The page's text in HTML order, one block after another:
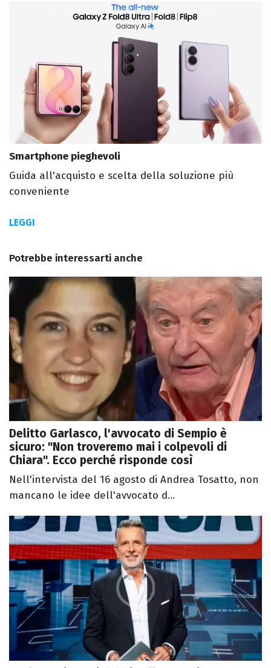
Smartphone pieghevoli
Guida all'acquisto e scelta della soluzione più
conveniente
LEGGI
Potrebbe interessarti anche
Delitto Garlasco, l'avvocato di Sempio è
sicuro: "Non troveremo mai i colpevoli di
Chiara". Ecco perché risponde così
Nell'intervista del 16 agosto di Andrea Tosatto, non
mancano le idee dell'avvocato d...